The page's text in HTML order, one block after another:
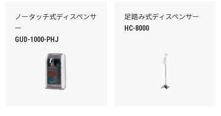
ノータッチ式ディスペンサ
ー
GUD-1000-PHJ
足踏み式ディスペンサー
HC-8000